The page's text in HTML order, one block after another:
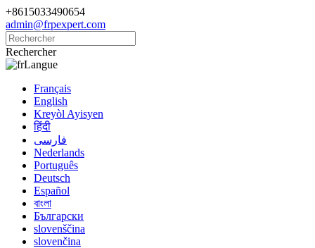
+8615033490654
admin@frpexpert.com
Rechercher
Langue
Français
English
Kreyòl Ayisyen
हिंदी
فارسی
Nederlands
Português
Deutsch
Español
বাংলা
Български
slovenščina
slovenčina